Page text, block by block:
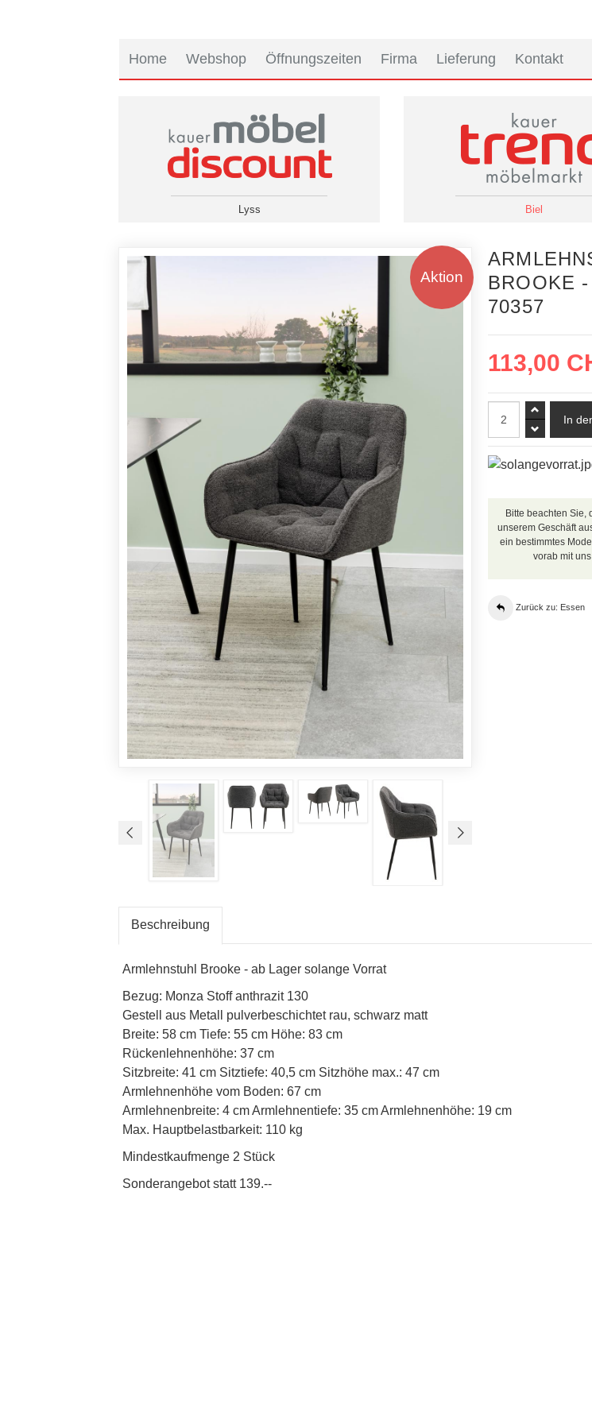
Home Webshop Öffnungszeiten Firma Lieferung Kontakt
Lyss Biel
Aktion
BROOKE
70357
113,00
Bitte beachten Sie,
unserem Geschäft
ein bestimmtes
vorab mit
Zurück zu: Essen
Beschreibung
Armlehnstuhl Brooke - ab Lager solange Vorrat
Bezug: Monza Stoff anthrazit 130
Gestell aus Metall pulverbeschichtet rau, schwarz matt
Breite: 58 cm Tiefe: 55 cm Höhe: 83 cm
Rückenlehnenhöhe: 37 cm
Sitzbreite: 41 cm Sitztiefe: 40,5 cm Sitzhöhe max.: 47 cm
Armlehnenhöhe vom Boden: 67 cm
Armlehnenbreite: 4 cm Armlehnentiefe: 35 cm Armlehnenhöhe: 19 cm
Max. Hauptbelastbarkeit: 110 kg
Mindestkaufmenge 2 Stück
Sonderangebot statt 139.--